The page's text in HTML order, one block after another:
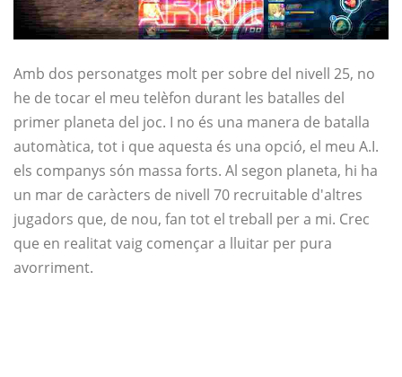
Amb dos personatges molt per sobre del nivell 25, no
he de tocar el meu telèfon durant les batalles del
primer planeta del joc. I no és una manera de batalla
automàtica, tot i que aquesta és una opció, el meu A.I.
els companys són massa forts. Al segon planeta, hi ha
un mar de caràcters de nivell 70 recruitable d'altres
jugadors que, de nou, fan tot el treball per a mi. Crec
que en realitat vaig començar a lluitar per pura
avorriment.